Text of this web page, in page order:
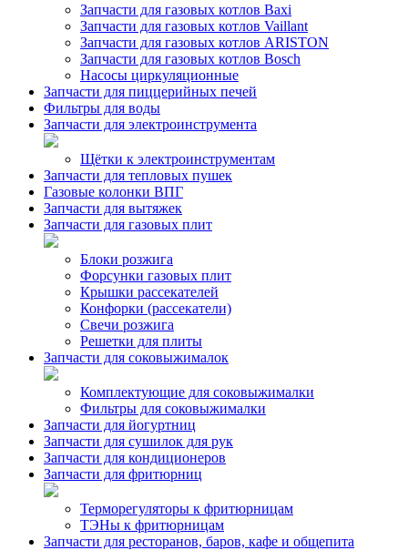
Запчасти для газовых котлов Baxi
Запчасти для газовых котлов Vaillant
Запчасти для газовых котлов ARISTON
Запчасти для газовых котлов Bosch
Насосы циркуляционные
Запчасти для пиццерийных печей
Фильтры для воды
Запчасти для электроинструмента
Щётки к электроинструментам
Запчасти для тепловых пушек
Газовые колонки ВПГ
Запчасти для вытяжек
Запчасти для газовых плит
Блоки розжига
Форсунки газовых плит
Крышки рассекателей
Конфорки (рассекатели)
Свечи розжига
Решетки для плиты
Запчасти для соковыжималок
Комплектующие для соковыжималки
Фильтры для соковыжималки
Запчасти для йогуртниц
Запчасти для сушилок для рук
Запчасти для кондиционеров
Запчасти для фритюрниц
Терморегуляторы к фритюрницам
ТЭНы к фритюрницам
Запчасти для ресторанов, баров, кафе и общепита